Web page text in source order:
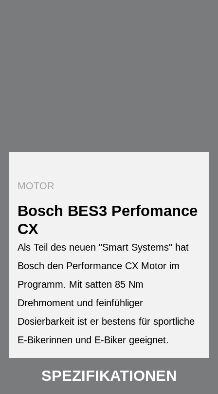
MOTOR
Bosch BES3 Perfomance
CX
Als Teil des neuen "Smart Systems" hat
Bosch den Performance CX Motor im
Programm. Mit satten 85 Nm
Drehmoment und feinfühliger
Dosierbarkeit ist er bestens für sportliche
E-Bikerinnen und E-Biker geeignet.
SPEZIFIKATIONEN